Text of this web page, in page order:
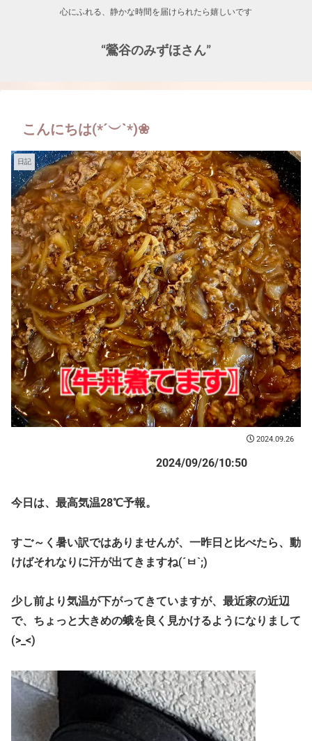
心にふれる、静かな時間を届けられたら嬉しいです
“鶯谷のみずほさん”
こんにちは(*´︶`*)❀
日記
2024.09.26
2024/09/26/10:50
今日は、最高気温28℃予報。
すご～く暑い訳ではありませんが、一昨日と比べたら、動
けばそれなりに汗が出てきますね(´ㅂ`;)
少し前より気温が下がってきていますが、最近家の近辺
で、ちょっと大きめの蛾を良く見かけるようになりまして
(>_<)